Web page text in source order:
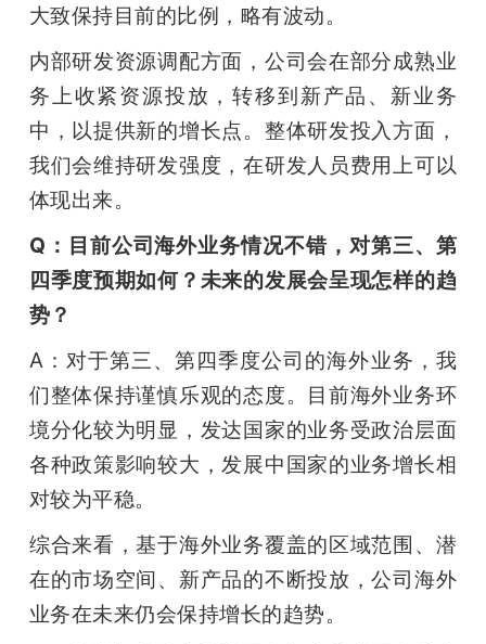
大致保持目前的比例，略有波动。
内部研发资源调配方面，公司会在部分成熟业
务上收紧资源投放，转移到新产品、新业务
中，以提供新的增长点。整体研发投入方面，
我们会维持研发强度，在研发人员费用上可以
体现出来。
Q：目前公司海外业务情况不错，对第三、第
四季度预期如何？未来的发展会呈现怎样的趋
势？
A：对于第三、第四季度公司的海外业务，我
们整体保持谨慎乐观的态度。目前海外业务环
境分化较为明显，发达国家的业务受政治层面
各种政策影响较大，发展中国家的业务增长相
对较为平稳。
综合来看，基于海外业务覆盖的区域范围、潜
在的市场空间、新产品的不断投放，公司海外
业务在未来仍会保持增长的趋势。